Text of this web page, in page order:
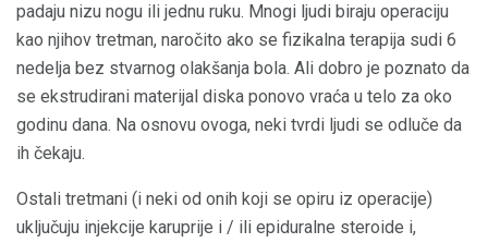
padaju nizu nogu ili jednu ruku. Mnogi ljudi biraju operaciju
kao njihov tretman, naročito ako se fizikalna terapija sudi 6
nedelja bez stvarnog olakšanja bola. Ali dobro je poznato da
se ekstrudirani materijal diska ponovo vraća u telo za oko
godinu dana. Na osnovu ovoga, neki tvrdi ljudi se odluče da
ih čekaju.
Ostali tretmani (i neki od onih koji se opiru iz operacije)
uključuju injekcije karuprije i / ili epiduralne steroide i,